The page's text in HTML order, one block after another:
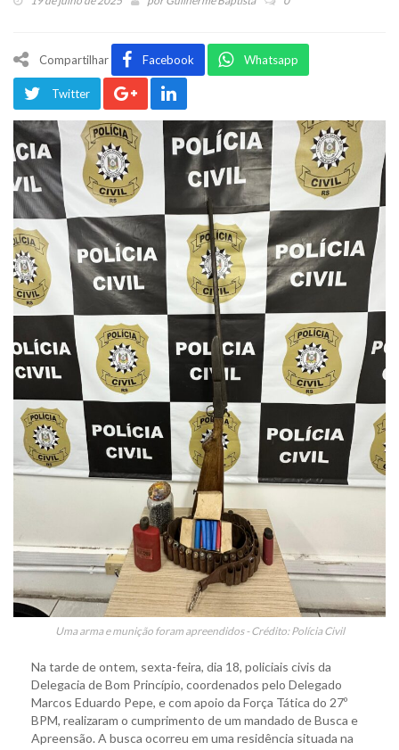
Compartilhar Facebook Whatsapp
Twitter
Uma arma e munição foram apreendidos - Crédito: Polícia Civil
Na tarde de ontem, sexta-feira, dia 18, policiais civis da
Delegacia de Bom Princípio, coordenados pelo Delegado
Marcos Eduardo Pepe, e com apoio da Força Tática do 27º
BPM, realizaram o cumprimento de um mandado de Busca e
Apreensão. A busca ocorreu em uma residência situada na